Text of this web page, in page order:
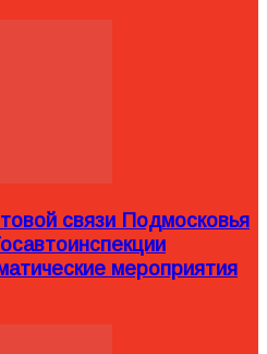
связи Подмосковья
мероприятия